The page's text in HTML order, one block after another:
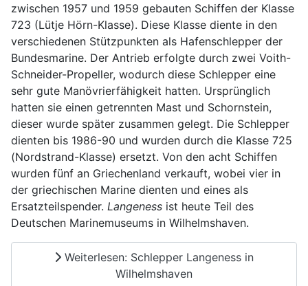
zwischen 1957 und 1959 gebauten Schiffen der Klasse
723 (Lütje Hörn-Klasse). Diese Klasse diente in den
verschiedenen Stützpunkten als Hafenschlepper der
Bundesmarine. Der Antrieb erfolgte durch zwei Voith-
Schneider-Propeller, wodurch diese Schlepper eine
sehr gute Manövrierfähigkeit hatten. Ursprünglich
hatten sie einen getrennten Mast und Schornstein,
dieser wurde später zusammen gelegt. Die Schlepper
dienten bis 1986-90 und wurden durch die Klasse 725
(Nordstrand-Klasse) ersetzt. Von den acht Schiffen
wurden fünf an Griechenland verkauft, wobei vier in
der griechischen Marine dienten und eines als
Ersatzteilspender. Langeness ist heute Teil des
Deutschen Marinemuseums in Wilhelmshaven.
Weiterlesen: Schlepper Langeness in
Wilhelmshaven